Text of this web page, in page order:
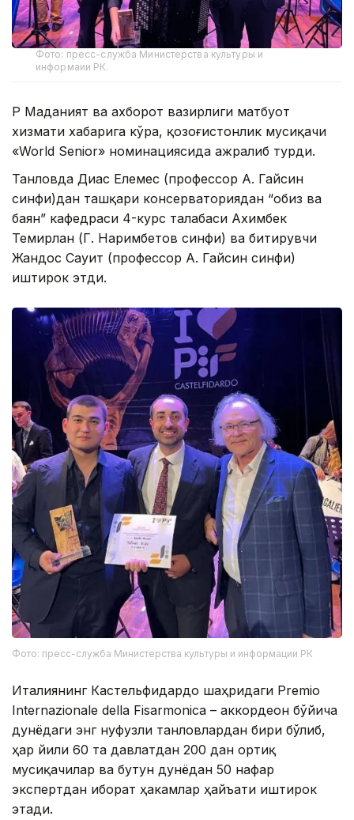
Фото: пресс-служба Министерства культуры и
информаии РК.
ҚР Маданият ва ахборот вазирлиги матбуот
хизмати хабарига кўра, қозоғистонлик мусиқачи
«World Senior» номинациясида ажралиб турди.
Танловда Диас Елемес (профессор А. Гайсин
синфи)дан ташқари консерваториядан “Қобиз ва
баян” кафедраси 4-курс талабаси Ахимбек
Темирлан (Г. Наримбетов синфи) ва битирувчи
Жандос Сауит (профессор А. Гайсин синфи)
иштирок этди.
Фото: пресс-служба Министерства культуры и информации РК
Италиянинг Кастельфидардо шаҳридаги Premio
Internazionale della Fisarmonica – аккордеон бўйича
дунёдаги энг нуфузли танловлардан бири бўлиб,
ҳар йили 60 та давлатдан 200 дан ортиқ
мусиқачилар ва бутун дунёдан 50 нафар
экспертдан иборат ҳакамлар ҳайъати иштирок
этади.